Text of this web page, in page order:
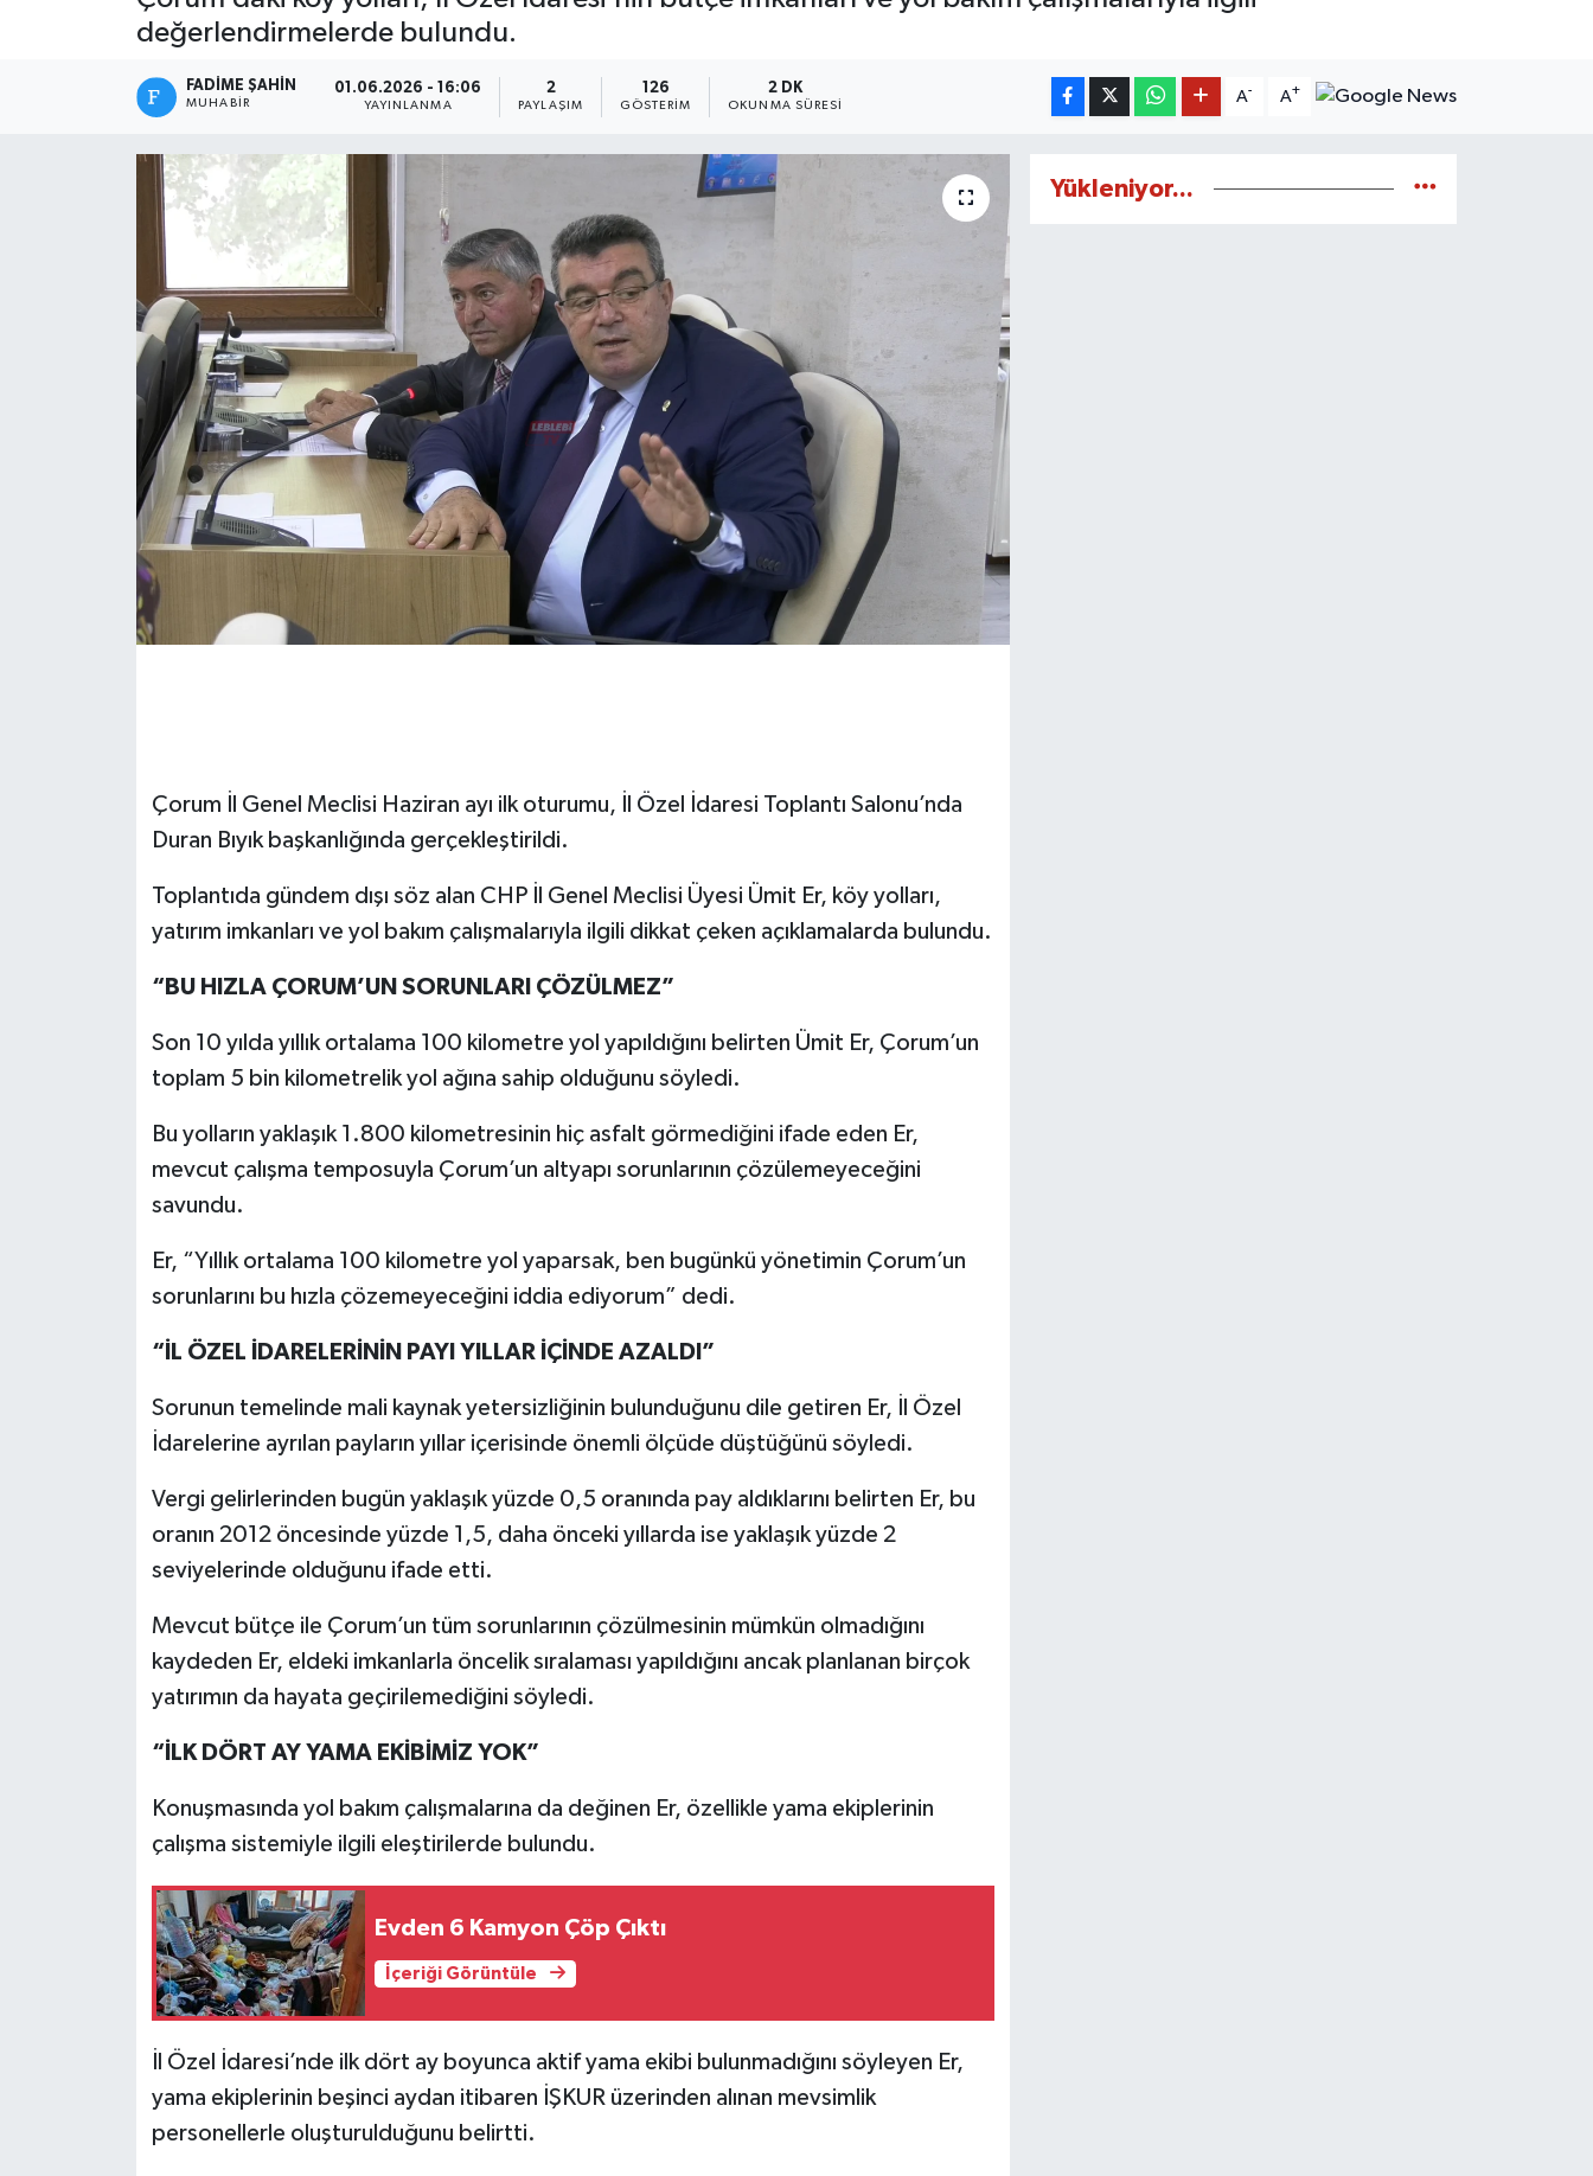
değerlendirmelerde bulundu.
FADIME ŞAHIN
MUHABIR
01.06.2026 - 16:06
YAYINLANMA
2
PAYLAŞIM
126
GÖSTERIM
2 DK
OKUNMA SÜRESI
A- A+
Çorum İl Genel Meclisi Haziran ayı ilk oturumu, İl Özel İdaresi Toplantı Salonu’nda
Duran Bıyık başkanlığında gerçekleştirildi.
Toplantıda gündem dışı söz alan CHP İl Genel Meclisi Üyesi Ümit Er, köy yolları,
yatırım imkanları ve yol bakım çalışmalarıyla ilgili dikkat çeken açıklamalarda bulundu.
“BU HIZLA ÇORUM’UN SORUNLARI ÇÖZÜLMEZ”
Son 10 yılda yıllık ortalama 100 kilometre yol yapıldığını belirten Ümit Er, Çorum’un
toplam 5 bin kilometrelik yol ağına sahip olduğunu söyledi.
Bu yolların yaklaşık 1.800 kilometresinin hiç asfalt görmediğini ifade eden Er,
mevcut çalışma temposuyla Çorum’un altyapı sorunlarının çözülemeyeceğini
savundu.
Er, “Yıllık ortalama 100 kilometre yol yaparsak, ben bugünkü yönetimin Çorum’un
sorunlarını bu hızla çözemeyeceğini iddia ediyorum” dedi.
“İL ÖZEL İDARELERİNİN PAYI YILLAR İÇİNDE AZALDI”
Sorunun temelinde mali kaynak yetersizliğinin bulunduğunu dile getiren Er, İl Özel
İdarelerine ayrılan payların yıllar içerisinde önemli ölçüde düştüğünü söyledi.
Vergi gelirlerinden bugün yaklaşık yüzde 0,5 oranında pay aldıklarını belirten Er, bu
oranın 2012 öncesinde yüzde 1,5, daha önceki yıllarda ise yaklaşık yüzde 2
seviyelerinde olduğunu ifade etti.
Mevcut bütçe ile Çorum’un tüm sorunlarının çözülmesinin mümkün olmadığını
kaydeden Er, eldeki imkanlarla öncelik sıralaması yapıldığını ancak planlanan birçok
yatırımın da hayata geçirilemediğini söyledi.
“İLK DÖRT AY YAMA EKİBİMİZ YOK”
Konuşmasında yol bakım çalışmalarına da değinen Er, özellikle yama ekiplerinin
çalışma sistemiyle ilgili eleştirilerde bulundu.
Evden 6 Kamyon Çöp Çıktı
İçeriği Görüntüle
İl Özel İdaresi’nde ilk dört ay boyunca aktif yama ekibi bulunmadığını söyleyen Er,
yama ekiplerinin beşinci aydan itibaren İŞKUR üzerinden alınan mevsimlik
personellerle oluşturulduğunu belirtti.
Yükleniyor...